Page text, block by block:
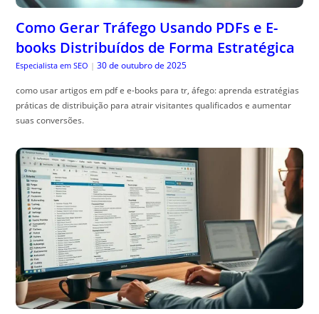
Como Gerar Tráfego Usando PDFs e E-
books Distribuídos de Forma Estratégica
Especialista em SEO | 30 de outubro de 2025
como usar artigos em pdf e e-books para tr, áfego: aprenda estratégias
práticas de distribuição para atrair visitantes qualificados e aumentar
suas conversões.